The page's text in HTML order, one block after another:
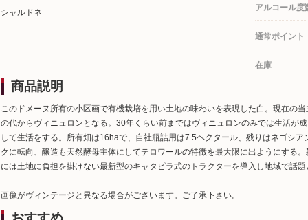
アルコール度
通常ポイント
在庫
シャルドネ
商品説明
このドメーヌ所有の小区画で有機栽培を用い土地の味わいを表現した白。現在の
の代からヴィニュロンとなる。30年くらい前まではヴィニュロンのみでは生活が
して生活をする。所有畑は16haで、自社瓶詰用は7.5ヘクタール、残りはネゴシ
クに転向、醸造も天然酵母主体にしてテロワールの特徴を最大限に出ようにする
には土地に負担を掛けない最新型のキャタピラ式のトラクターを導入し地域で話題
画像がヴィンテージと異なる場合がございます。ご了承下さい。